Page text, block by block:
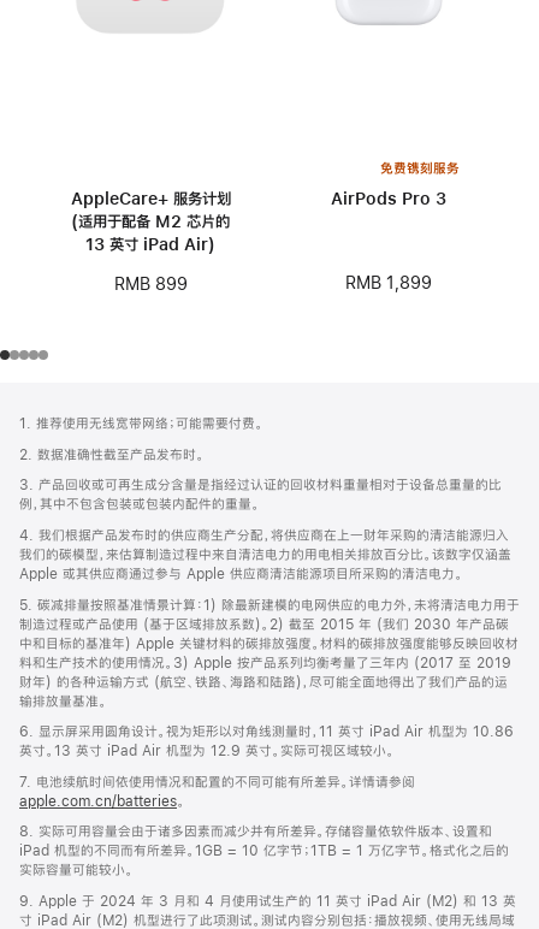
AppleCare+ 服务计划
(适用于配备 M2 芯片的
13 英寸 iPad Air)
RMB 899
免费镌刻服务
AirPods Pro 3
RMB 1,899
页
页
脚
注
1. 推荐使用无线宽带网络；可能需要付费。
2. 数据准确性截至产品发布时。
3. 产品回收或可再生成分含量是指经过认证的回收材料重量相对于设备总重量的比
例，其中不包含包装或包装内配件的重量。
4. 我们根据产品发布时的供应商生产分配，将供应商在上一财年采购的清洁能源归入
我们的碳模型，来估算制造过程中来自清洁电力的用电相关排放百分比。该数字仅涵盖
Apple 或其供应商通过参与 Apple 供应商清洁能源项目所采购的清洁电力。
5. 碳减排量按照基准情景计算：1) 除最新建模的电网供应的电力外，未将清洁电力用于
制造过程或产品使用 (基于区域排放系数)。2) 截至 2015 年 (我们 2030 年产品碳
中和目标的基准年) Apple 关键材料的碳排放强度。材料的碳排放强度能够反映回收材
料和生产技术的使用情况。3) Apple 按产品系列均衡考量了三年内 (2017 至 2019
财年) 的各种运输方式 (航空、铁路、海路和陆路)，尽可能全面地得出了我们产品的运
输排放量基准。
6. 显示屏采用圆角设计。视为矩形以对角线测量时，11 英寸 iPad Air 机型为 10.86
英寸。13 英寸 iPad Air 机型为 12.9 英寸。实际可视区域较小。
7. 电池续航时间依使用情况和配置的不同可能有所差异。详情请参阅
apple.com.cn/batteries。
8. 实际可用容量会由于诸多因素而减少并有所差异。存储容量依软件版本、设置和
iPad 机型的不同而有所差异。1GB = 10 亿字节；1TB = 1 万亿字节。格式化之后的
实际容量可能较小。
9. Apple 于 2024 年 3 月和 4 月使用试生产的 11 英寸 iPad Air (M2) 和 13 英
寸 iPad Air (M2) 机型进行了此项测试。测试内容分别包括：播放视频、使用无线局域